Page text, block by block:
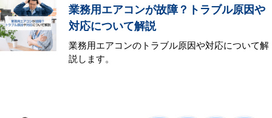
業務用エアコンが故障？トラブル原因や
対応について解説
業務用エアコンのトラブル原因や対応について解
説します。